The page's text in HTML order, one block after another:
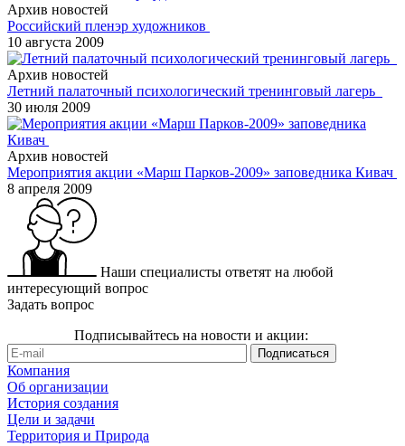
Архив новостей
Российский пленэр художников
10 августа 2009
Архив новостей
Летний палаточный психологический тренинговый лагерь
30 июля 2009
Архив новостей
Мероприятия акции «Марш Парков-2009» заповедника Кивач
8 апреля 2009
Наши специалисты ответят на любой
интересующий вопрос
Задать вопрос
Подписывайтесь на новости и акции:
Компания
Об организации
История создания
Цели и задачи
Территория и Природа